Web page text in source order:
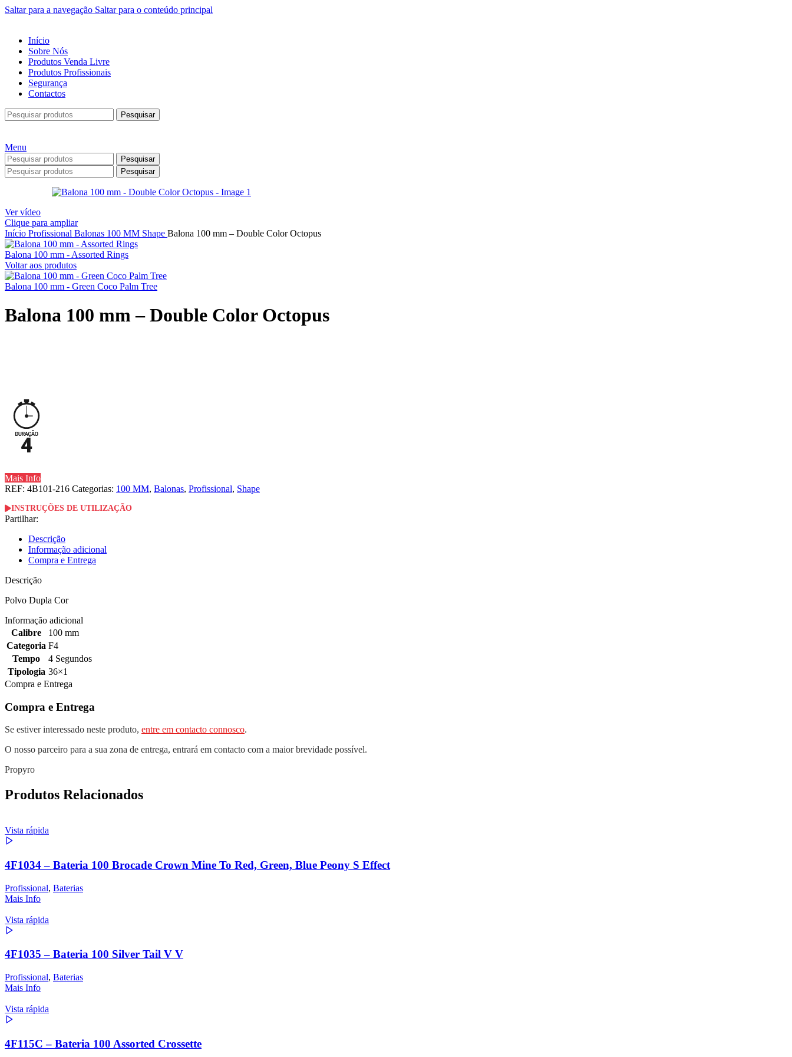
Saltar para a navegação Saltar para o conteúdo principal
Início
Sobre Nós
Produtos Venda Livre
Produtos Profissionais
Segurança
Contactos
Pesquisar
Menu
Pesquisar
Pesquisar
Ver vídeo
Clique para ampliar
Início Profissional Balonas 100 MM Shape Balona 100 mm – Double Color Octopus
Balona 100 mm - Assorted Rings
Voltar aos produtos
Balona 100 mm - Green Coco Palm Tree
Balona 100 mm – Double Color Octopus
Mais Info
REF: 4B101-216 Categorias: 100 MM, Balonas, Profissional, Shape
INSTRUÇÕES DE UTILIZAÇÃO
Partilhar:
Descrição
Informação adicional
Compra e Entrega
Descrição
Polvo Dupla Cor
Informação adicional
Calibre
100 mm
Categoria F4
Tempo
4 Segundos
Tipologia 36×1
Compra e Entrega
Compra e Entrega
Se estiver interessado neste produto, entre em contacto connosco.
O nosso parceiro para a sua zona de entrega, entrará em contacto com a maior brevidade possível.
Propyro
Produtos Relacionados
Vista rápida
4F1034 – Bateria 100 Brocade Crown Mine To Red, Green, Blue Peony S Effect
Profissional, Baterias
Mais Info
Vista rápida
4F1035 – Bateria 100 Silver Tail V V
Profissional, Baterias
Mais Info
Vista rápida
4F115C – Bateria 100 Assorted Crossette